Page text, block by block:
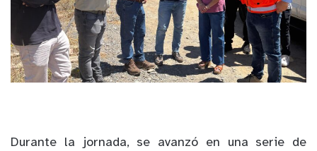
Durante la jornada, se avanzó en una serie de